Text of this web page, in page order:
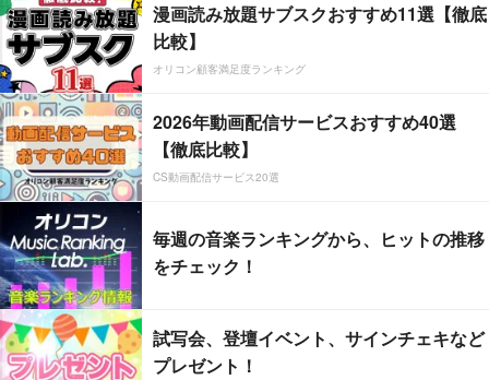
漫画読み放題サブスクおすすめ11選【徹底
比較】
オリコン顧客満足度ランキング
2026年動画配信サービスおすすめ40選
【徹底比較】
CS動画配信サービス20選
毎週の音楽ランキングから、ヒットの推移
をチェック！
試写会、登壇イベント、サインチェキなど
プレゼント！